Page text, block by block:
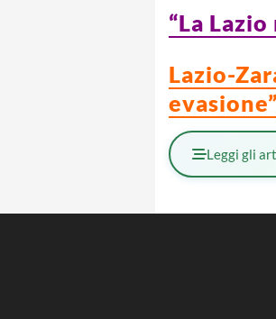
“La
Lazio-
evasione”
Leggi gli